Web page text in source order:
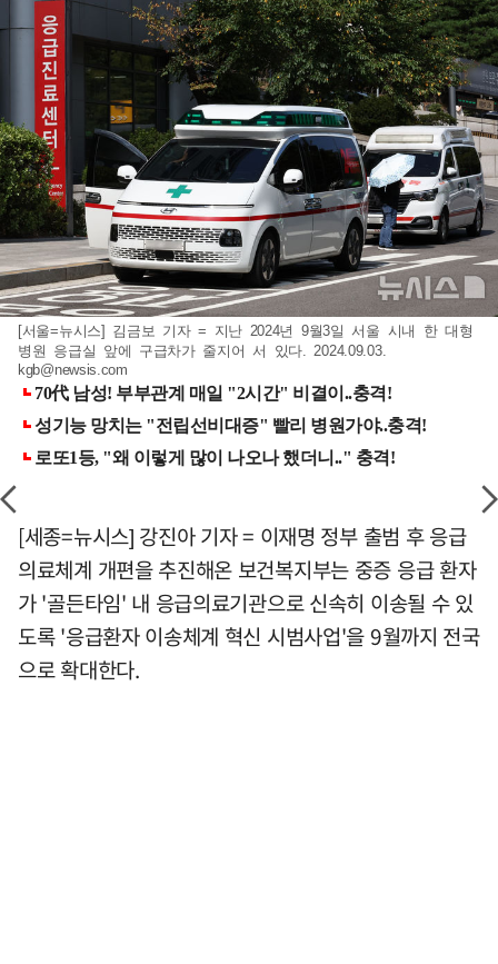
[서울=뉴시스] 김금보 기자 = 지난 2024년 9월3일 서울 시내 한 대형
병원 응급실 앞에 구급차가 줄지어 서 있다. 2024.09.03.
kgb@newsis.com
[세종=뉴시스] 강진아 기자 = 이재명 정부 출범 후 응급
의료체계 개편을 추진해온 보건복지부는 중증 응급 환자
가 '골든타임' 내 응급의료기관으로 신속히 이송될 수 있
도록 '응급환자 이송체계 혁신 시범사업'을 9월까지 전국
으로 확대한다.